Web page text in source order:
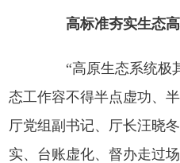
高标准夯实生态
“高原生态系统极
态工作容不得半点虚功、
厅党组副书记、厅长汪晓
实、台账虚化、督办走过